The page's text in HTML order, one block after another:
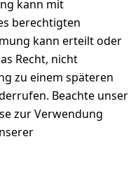
kann mit
berechtigten
kann erteilt oder
Recht, nicht
zu einem späteren
Beachte unser
zur Verwendung
RECHNUNG